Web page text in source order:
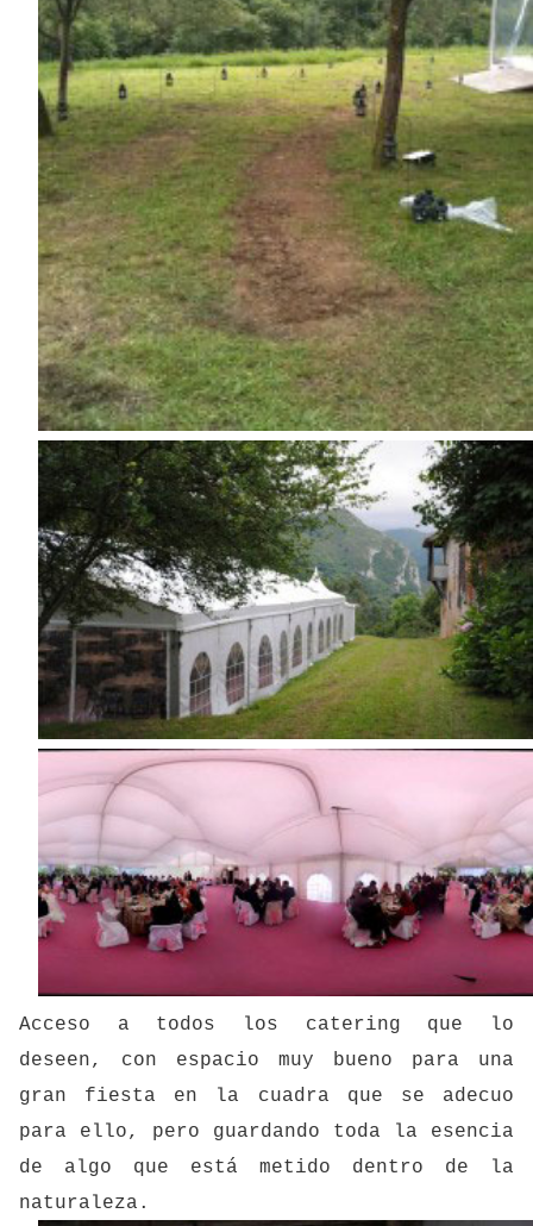
Acceso a todos los catering que lo
deseen, con espacio muy bueno para una
gran fiesta en la cuadra que se adecuo
para ello, pero guardando toda la esencia
de algo que está metido dentro de la
naturaleza.